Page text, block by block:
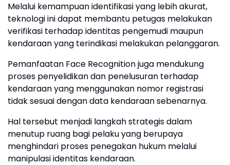
Melalui kemampuan identifikasi yang lebih akurat,
teknologi ini dapat membantu petugas melakukan
verifikasi terhadap identitas pengemudi maupun
kendaraan yang terindikasi melakukan pelanggaran.
Pemanfaatan Face Recognition juga mendukung
proses penyelidikan dan penelusuran terhadap
kendaraan yang menggunakan nomor registrasi
tidak sesuai dengan data kendaraan sebenarnya.
Hal tersebut menjadi langkah strategis dalam
menutup ruang bagi pelaku yang berupaya
menghindari proses penegakan hukum melalui
manipulasi identitas kendaraan.